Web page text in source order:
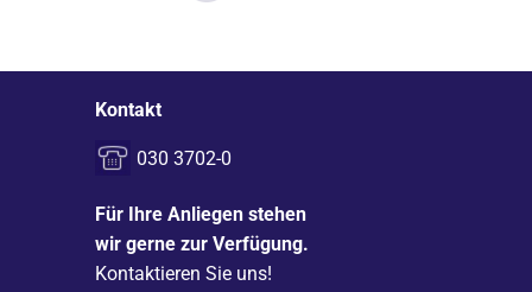
Kontakt
030 3702-0
Für Ihre Anliegen stehen
wir gerne zur Verfügung.
Kontaktieren Sie uns!